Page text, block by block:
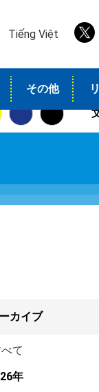
Tiếng Việt
その他
カイブ
て
年